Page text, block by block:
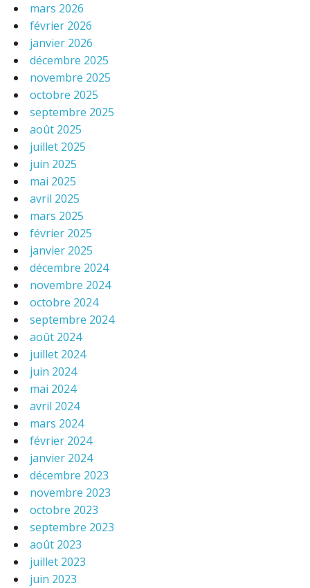
mars 2026
février 2026
janvier 2026
décembre 2025
novembre 2025
octobre 2025
septembre 2025
août 2025
juillet 2025
juin 2025
mai 2025
avril 2025
mars 2025
février 2025
janvier 2025
décembre 2024
novembre 2024
octobre 2024
septembre 2024
août 2024
juillet 2024
juin 2024
mai 2024
avril 2024
mars 2024
février 2024
janvier 2024
décembre 2023
novembre 2023
octobre 2023
septembre 2023
août 2023
juillet 2023
juin 2023